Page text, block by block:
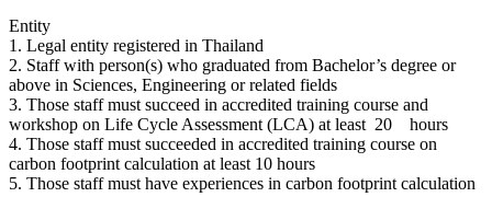
Entity
1. Legal entity registered in Thailand
2. Staff with person(s) who graduated from Bachelor’s degree or
above in Sciences, Engineering or related fields
3. Those staff must succeed in accredited training course and
workshop on Life Cycle Assessment (LCA) at least 20 hours
4. Those staff must succeeded in accredited training course on
carbon footprint calculation at least 10 hours
5. Those staff must have experiences in carbon footprint calculation